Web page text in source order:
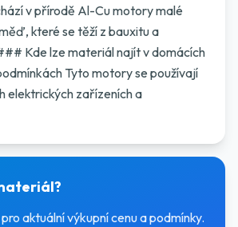
v přírodě Al-Cu motory malé
které se těží z bauxitu a
Kde lze materiál najít v domácích
Tyto motory se používají
elektrických zařízeních a
aktuální výkupní cenu a podmínky.